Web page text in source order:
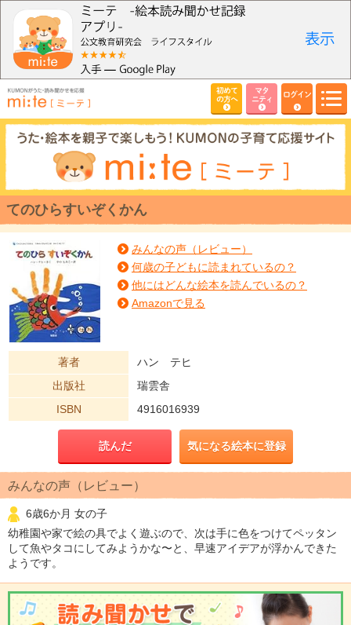
初めて
の方へ
マタ
ニティ
ログイン
てのひらすいぞくかん
みんなの声（レビュー）
何歳の子どもに読まれているの？
他にはどんな絵本を読んでいるの？
Amazonで見る
著者
ハン テヒ
出版社
瑞雲舎
ISBN
4916016939
読んだ 気になる絵本に登録
みんなの声（レビュー）
6歳6か月 女の子
幼稚園や家で絵の具でよく遊ぶので、次は手に色をつけてペッタン
して魚やタコにしてみようかな〜と、早速アイデアが浮かんできた
ようです。